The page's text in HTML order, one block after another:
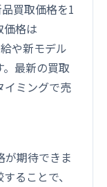
買取価格を1
価格は
や新モデル
最新の買取
イミングで売
が期待できま
ることで、